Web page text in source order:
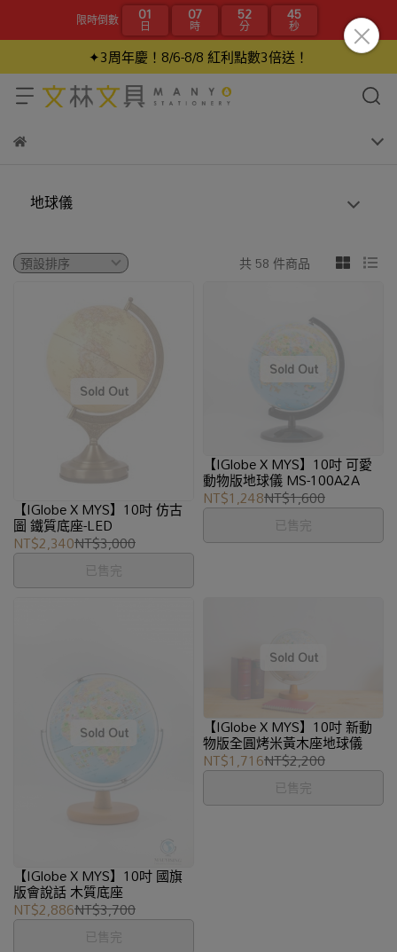
限時倒數 01
日 07
時 52
分 44
秒
✦3周年慶！8/6-8/8 紅利點數3倍送！
地球儀
共 58 件商品
【IGlobe X MYS】10吋 仿古
圖 鐵質底座-LED
NT$2,340NT$3,000
已售完
【IGlobe X MYS】10吋 可愛
動物版地球儀 MS-100A2A
NT$1,248NT$1,600
已售完
【IGlobe X MYS】10吋 國旗
版會說話 木質底座
NT$2,886NT$3,700
已售完
【IGlobe X MYS】10吋 新動
物版全圓烤米黃木座地球儀
NT$1,716NT$2,200
已售完